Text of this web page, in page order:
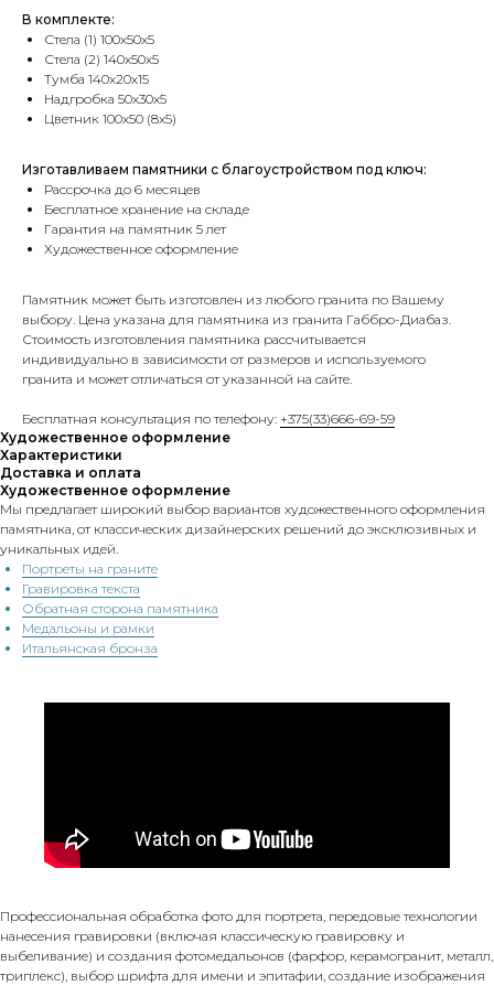
В комплекте:
Стела (1) 100х50х5
Стела (2) 140х50х5
Тумба 140х20х15
Надгробка 50х30х5
Цветник 100х50 (8х5)
Изготавливаем памятники с благоустройством под ключ:
Рассрочка до 6 месяцев
Бесплатное хранение на складе
Гарантия на памятник 5 лет
Художественное оформление
Памятник может быть изготовлен из любого гранита по Вашему
выбору. Цена указана для памятника из гранита Габбро-Диабаз.
Стоимость изготовления памятника рассчитывается
индивидуально в зависимости от размеров и используемого
гранита и может отличаться от указанной на сайте.
Бесплатная консультация по телефону: +375(33)666-69-59
Художественное оформление
Характеристики
Доставка и оплата
Художественное оформление
Мы предлагает широкий выбор вариантов художественного оформления
памятника, от классических дизайнерских решений до эксклюзивных и
уникальных идей.
Портреты на граните
Гравировка текста
Обратная сторона памятника
Медальоны и рамки
Итальянская бронза
Профессиональная обработка фото для портрета, передовые технологии
нанесения гравировки (включая классическую гравировку и
выбеливание) и создания фотомедальонов (фарфор, керамогранит, металл,
триплекс), выбор шрифта для имени и эпитафии, создание изображения